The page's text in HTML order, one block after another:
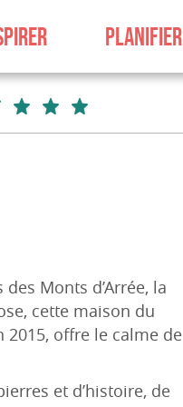
PLANIFIER
Monts d’Arrée, la
cette maison du
2015, offre le calme de
et d’histoire, de